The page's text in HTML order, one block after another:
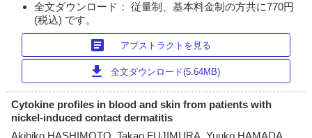
全文ダウンロード： 従量制、基本料金制の方共に770円
(税込) です。
article アブストラクトを見る
download 全文ダウンロード(5.64MB)
Cytokine profiles in blood and skin from patients with
nickel-induced contact dermatitis